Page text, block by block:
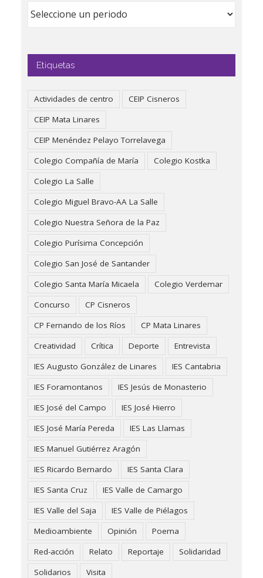
Etiquetas
Actividades de centro
CEIP Cisneros
CEIP Mata Linares
CEIP Menéndez Pelayo Torrelavega
Colegio Compañía de María
Colegio Kostka
Colegio La Salle
Colegio Miguel Bravo-AA La Salle
Colegio Nuestra Señora de la Paz
Colegio Purísima Concepción
Colegio San José de Santander
Colegio Santa María Micaela
Colegio Verdemar
Concurso
CP Cisneros
CP Fernando de los Ríos
CP Mata Linares
Creatividad
Crítica Deporte
Entrevista
IES Augusto González de Linares
IES Cantabria
IES Foramontanos
IES Jesús de Monasterio
IES José del Campo
IES José Hierro
IES José María Pereda
IES Las Llamas
IES Manuel Gutiérrez Aragón
IES Ricardo Bernardo
IES Santa Clara
IES Santa Cruz
IES Valle de Camargo
IES Valle del Saja
IES Valle de Piélagos
Medioambiente
Opinión
Poema
Red-acción
Relato Reportaje
Solidaridad
Solidarios
Visita